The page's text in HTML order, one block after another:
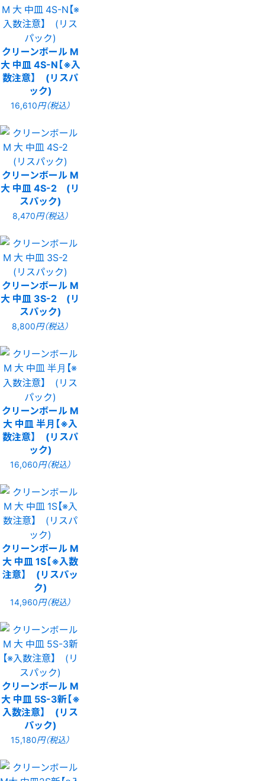
クリーンボール M
大 中皿 4S-N【※入
数注意】 (リスパ
ック)
16,610円（税込）
クリーンボール M
大 中皿 4S-2 (リ
スパック)
8,470円（税込）
クリーンボール M
大 中皿 3S-2 (リ
スパック)
8,800円（税込）
クリーンボール M
大 中皿 半月【※入
数注意】 (リスパ
ック)
16,060円（税込）
クリーンボール M
大 中皿 1S【※入数
注意】 (リスパッ
ク)
14,960円（税込）
クリーンボール M
大 中皿 5S-3新【※
入数注意】 (リス
パック)
15,180円（税込）